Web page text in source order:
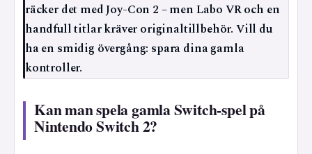
räcker det med Joy-Con 2 – men Labo VR och en
handfull titlar kräver originaltillbehör. Vill du
ha en smidig övergång: spara dina gamla
kontroller.
Kan man spela gamla Switch-spel på
Nintendo Switch 2?